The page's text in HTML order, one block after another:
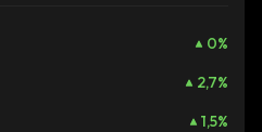
0%
2,7%
1,5%